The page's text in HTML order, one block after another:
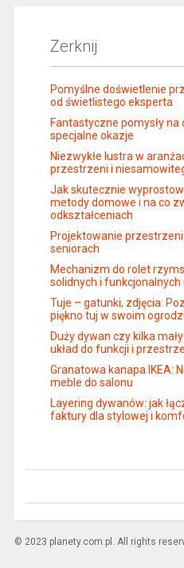
Zerknij
Pomyślne doświetlenie
od świetlistego eksperta
Fantastyczne pomysły na
specjalne okazje
Niezwykłe lustra w
przestrzeni i
Jak skutecznie
metody domowe i na co
odkształceniach
Projektowanie przestrzeni
seniorach
Mechanizm do rolet
solidnych i
Tuje – gatunki, zdjęcia:
piękno tuj w swoim
Duży dywan czy kilka
układ do funkcji i
Granatowa kanapa IKEA:
meble do salonu
Layering dywanów: jak
faktury dla stylowej i
© 2023 planety.com.pl. All rights